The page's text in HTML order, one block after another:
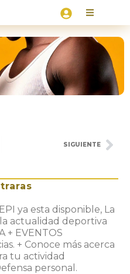
SIGUIENTE
ya esta disponible, La
actualidad deportiva
+ EVENTOS
+ Conoce más acerca
tu actividad
personal.